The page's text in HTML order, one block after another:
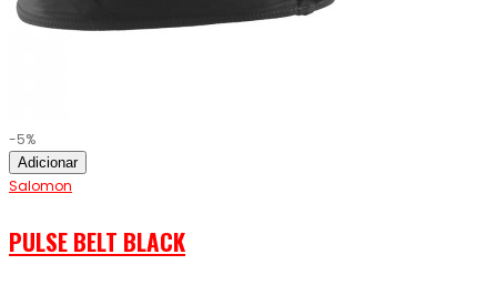
-5%
Adicionar
Salomon
PULSE BELT BLACK